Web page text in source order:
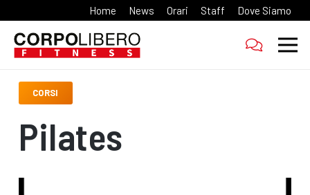
Home News Orari Staff Dove Siamo
CORSI
Pilates